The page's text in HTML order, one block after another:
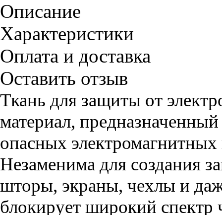
Описание
Характеристики
Оплата и доставка
Оставить отзыв
Ткань для защиты от
материал,
опасных
Незаменима для создания
шторы, экраны, чехлы и
блокирует широкий спектр